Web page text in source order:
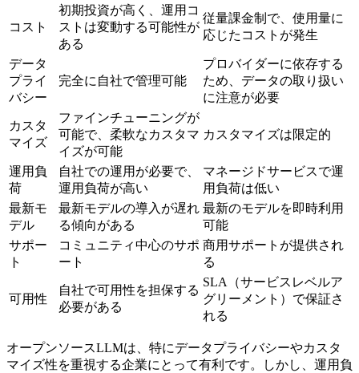
コスト
初期投資が高く、運用コ
ストは変動する可能性が
ある
従量課金制で、使用量に
応じたコストが発生
データ
プライ
バシー
完全に自社で管理可能
プロバイダーに依存する
ため、データの取り扱い
に注意が必要
カスタ
マイズ
ファインチューニングが
可能で、柔軟なカスタマ
イズが可能
カスタマイズは限定的
運用負
荷
自社での運用が必要で、
運用負荷が高い
マネージドサービスで運
用負荷は低い
最新モ
デル
最新モデルの導入が遅れ
る傾向がある
最新のモデルを即時利用
可能
サポー
ト
コミュニティ中心のサポ
ート
商用サポートが提供され
る
可用性
自社で可用性を担保する
必要がある
SLA（サービスレベルア
グリーメント）で保証さ
れる
オープンソースLLMは、特にデータプライバシーやカスタ
マイズ性を重視する企業にとって有利です。しかし、運用負